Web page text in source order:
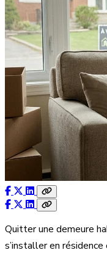
Quitter une demeure
s’installer en